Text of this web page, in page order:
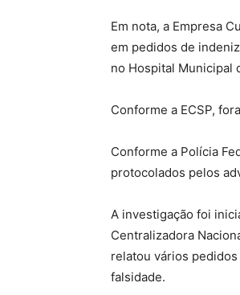
Em nota, a Empresa
em pedidos de
no Hospital Municipal
Conforme a ECSP,
Conforme a Polícia
protocolados pelos
A investigação foi
Centralizadora
relatou vários
falsidade.